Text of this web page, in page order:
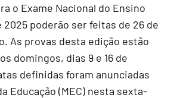
o Exame Nacional do Ensino
2025 poderão ser feitas de 26 de
As provas desta edição estão
domingos, dias 9 e 16 de
definidas foram anunciadas
Educação (MEC) nesta sexta-